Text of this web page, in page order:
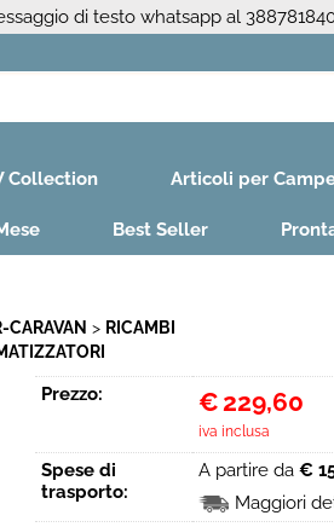
di testo whatsapp al
Per
poi clicca
Hai
Collection Articoli per
Best Seller
CARAVAN
RICAMBI
Prezzo: €229,60
iva inclusa
Spese di
trasporto:
A partire da €
Maggiori